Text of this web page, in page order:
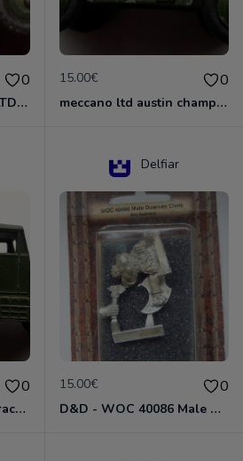
0
armoured car meccno LTD N°670
15.00€ 0
meccano ltd austin champ N°674
0
meccano ltd recovery tractor N°661
Delfiar
15.00€ 0
D&D - WOC 40086 Male Dwarven Cleric Miniature - Donjons Dragons